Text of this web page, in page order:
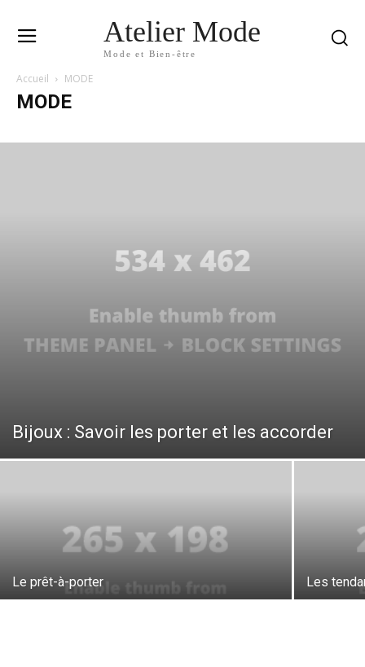
Atelier Mode
Mode et Bien-être
Accueil MODE
MODE
Bijoux : Savoir les porter et les accorder
Le prêt-à-porter Les